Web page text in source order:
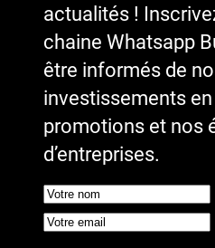
actualités !
chaine Whatsapp
être informés de
investissements
promotions et nos
d’entreprises.